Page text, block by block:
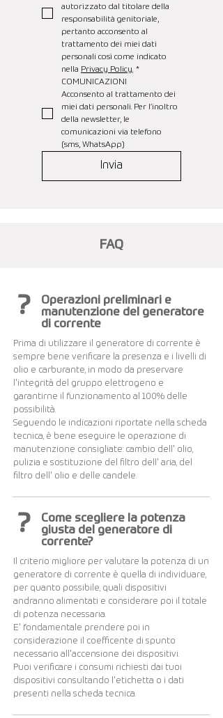
autorizzato dal titolare della
responsabilità genitoriale,
pertanto acconsento al
trattamento dei miei dati
personali così come indicato
nella Privacy Policy. *
COMUNICAZIONI
Acconsento al trattamento dei
miei dati personali. Per l’inoltro
della newsletter, le
comunicazioni via telefono
(sms, WhatsApp)
Invia
FAQ
?
Operazioni preliminari e
manutenzione del generatore
di corrente
Prima di utilizzare il generatore di corrente è
sempre bene verificare la presenza e i livelli di
olio e carburante, in modo da preservare
l'integrità del gruppo elettrogeno e
garantirne il funzionamento al 100% delle
possibilità.
Seguendo le indicazioni riportate nella scheda
tecnica, è bene eseguire le operazione di
manutenzione consigliate: cambio dell' olio,
pulizia e sostituzione del filtro dell' aria, del
filtro dell' olio e delle candele.
?
Come scegliere la potenza
giusta del generatore di
corrente?
Il criterio migliore per valutare la potenza di un
generatore di corrente è quella di individuare,
per quanto possibile, quali dispositivi
andranno alimentati e considerare poi il totale
di potenza necessaria.
E' fondamentale prendere poi in
considerazione il coefficente di spunto
necessario all'accensione dei dispositivi.
Puoi verificare i consumi richiesti dai tuoi
dispositivi consultando l'etichetta o i dati
presenti nella scheda tecnica.